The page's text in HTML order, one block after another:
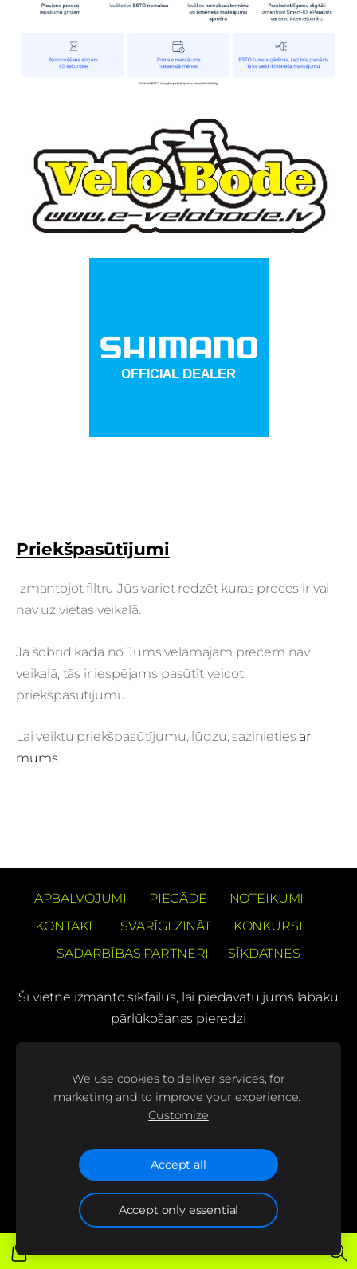
Priekšpasūtījumi
Izmantojot filtru Jūs variet redzēt kuras preces ir vai
nav uz vietas veikalā.
Ja šobrīd kāda no Jums vēlamajām precēm nav
veikalā, tās ir iespējams pasūtīt veicot
priekšpasūtījumu.
Lai veiktu priekšpasūtījumu, lūdzu, sazinieties ar
mums.
APBALVOJUMI PIEGĀDE
NOTEIKUMI
KONTAKTI
SVARĪGI ZINĀT
KONKURSI
SADARBĪBAS PARTNERI
SĪKDATNES
Šī vietne izmanto sīkfailus, lai piedāvātu jums labāku
pārlūkošanas pieredzi
(C) SIA "BS bicycles"
Seko mums mūsu sociālajos tīklos un uzzini
jaunumus pirmais!
We use cookies to deliver services, for
marketing and to improve your experience.
Customize
Accept all
Accept only essential